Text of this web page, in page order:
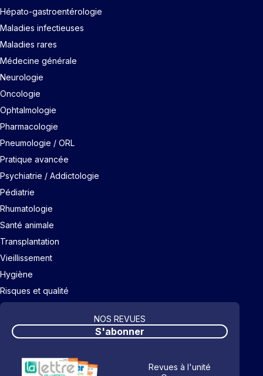
Hépato-gastroentérologie
Maladies infectieuses
Maladies rares
Médecine générale
Neurologie
Oncologie
Ophtalmologie
Pharmacologie
Pneumologie / ORL
Pratique avancée
Psychiatrie / Addictologie
Pédiatrie
Rhumatologie
Santé animale
Transplantation
Vieillissement
Hygiène
Risques et qualité
NOS REVUES
S'abonner
Revues à l'unité